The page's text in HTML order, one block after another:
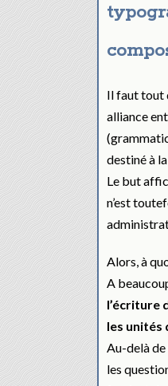
Il faut tout
alliance
destiné à
Le but
n’est
Alors, à
A
l’écriture
les unités
Au-delà
les